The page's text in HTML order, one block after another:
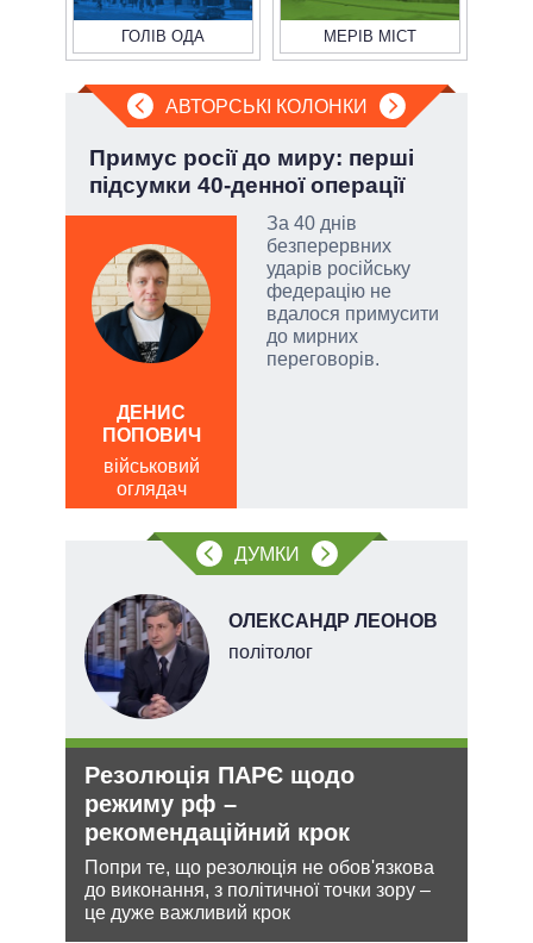
ГОЛІВ ОДА МЕРІВ МІСТ
АВТОРСЬКІ КОЛОНКИ
Примус росії до миру: перші
підсумки 40-денної операції
За 40 днів
безперервних
ударів російську
федерацію не
вдалося примусити
до мирних
переговорів.
ДЕНИС
ПОПОВИЧ
військовий
оглядач
ДУМКИ
ОЛЕКСАНДР ЛЕОНОВ
політолог
Резолюція ПАРЄ щодо
режиму рф –
рекомендаційний крок
Попри те, що резолюція не обов'язкова
до виконання, з політичної точки зору –
це дуже важливий крок